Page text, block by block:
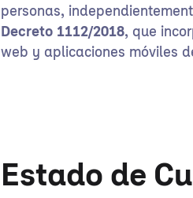
personas,
Decreto 1112/2018, que
web y aplicaciones móviles
Estado de